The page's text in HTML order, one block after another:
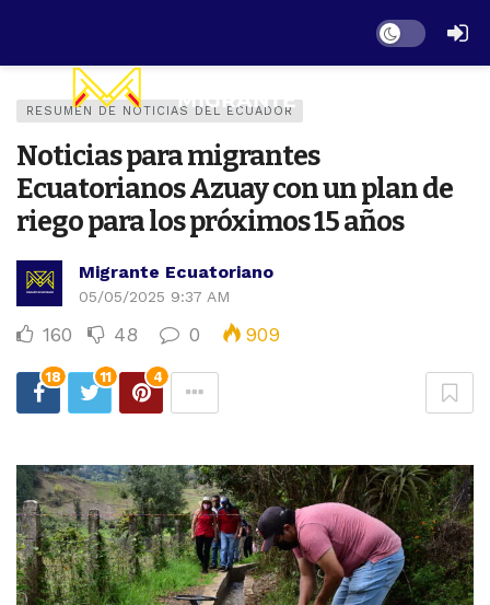
Dark mode
RESUMEN DE NOTICIAS DEL ECUADOR
Noticias para migrantes
Ecuatorianos Azuay con un plan de
riego para los próximos 15 años
Migrante Ecuatoriano
05/05/2025 9:37 AM
160 48 0 909
18 11 4